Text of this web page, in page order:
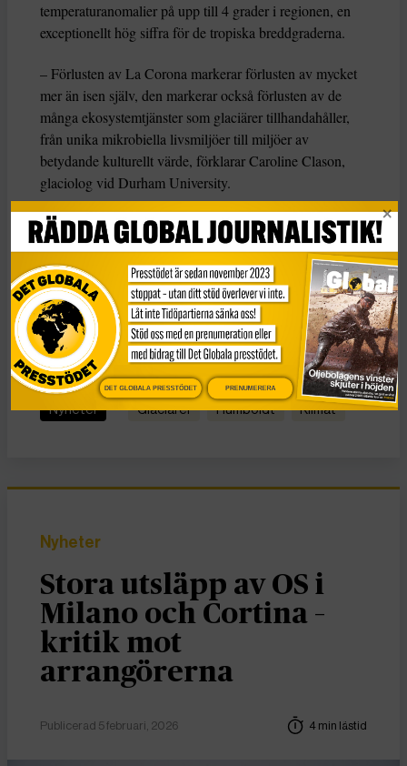
temperaturanomalier på upp till 4 grader i regionen, en
exceptionellt hög siffra för de tropiska breddgraderna.
– Förlusten av La Corona markerar förlusten av mycket
mer än isen själv, den markerar också förlusten av de
många ekosystemtjänster som glaciärer tillhandahåller,
från unika mikrobiella livsmiljöer till miljöer av
betydande kulturellt värde, förklarar Caroline Clason,
glaciolog vid Durham University.
Denna händelse har stora kulturella implikationer för
regionen, där glaciärer tidigare varit en central del av
identiteten för bergsklättrare och turister. att Humboldt-
glaciären i Venezuela speglar en oroande global trend
där glaciärer fortsätter att försvinna, vilket hotar både
lokala ekosystem och kulturella landskap.
KATEGORI
Nyheter
TAGGAR
glaciärer Humboldt Klimat
Nyheter
Stora utsläpp av OS i
Milano och Cortina –
kritik mot
arrangörerna
Publicerad 5 februari, 2026 4 min lästid
DET GLOBALA PRESSTÖDET PRENUMERERA